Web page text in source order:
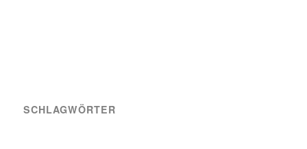
SCHLAGWÖRTER